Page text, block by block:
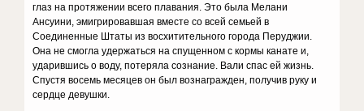
глаз на протяжении всего плавания. Это была Мелани
Ансуини, эмигрировавшая вместе со всей семьей в
Соединенные Штаты из восхитительного города Перуджии.
Она не смогла удержаться на спущенном с кормы канате и,
ударившись о воду, потеряла сознание. Вали спас ей жизнь.
Спустя восемь месяцев он был вознагражден, получив руку и
сердце девушки.